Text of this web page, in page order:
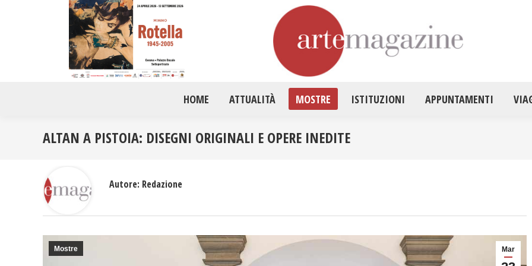
HOME ATTUALITÀ MOSTRE ISTITUZIONI APPUNTAMENTI
ALTAN A PISTOIA: DISEGNI ORIGINALI E OPERE INEDITE
Mar
Mostre
Autore: Redazione
HOME